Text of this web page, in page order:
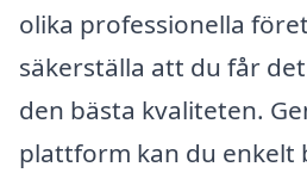
olika professionella
säkerställa att du får
den bästa kvaliteten.
plattform kan du enkelt